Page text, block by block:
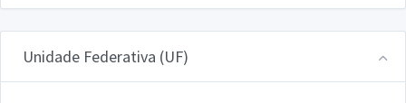
Unidade Federativa (UF)